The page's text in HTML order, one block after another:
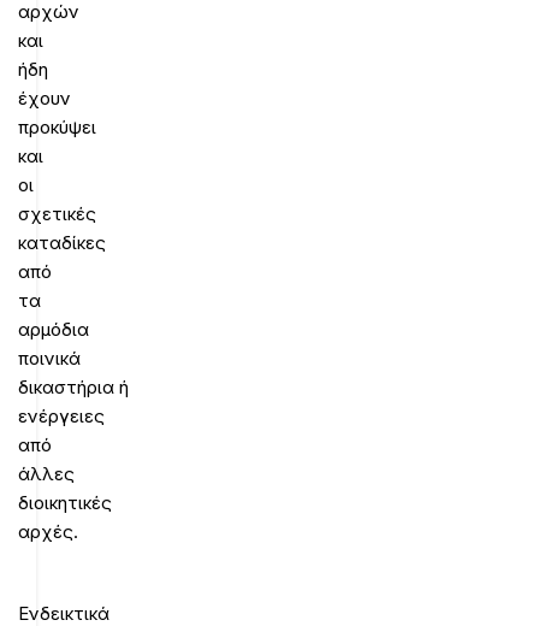
αρχών
και
ήδη
έχουν
προκύψει
και
οι
σχετικές
καταδίκες
από
τα
αρμόδια
ποινικά
δικαστήρια ή
ενέργειες
από
άλλες
διοικητικές
αρχές.
Ενδεικτικά